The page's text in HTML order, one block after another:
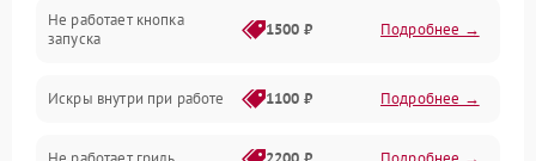
Нагрев и приготовление
Программное обеспечение
Не работает кнопка
запуска
1500 ₽ Подробнее →
Искры внутри при работе 1100 ₽ Подробнее →